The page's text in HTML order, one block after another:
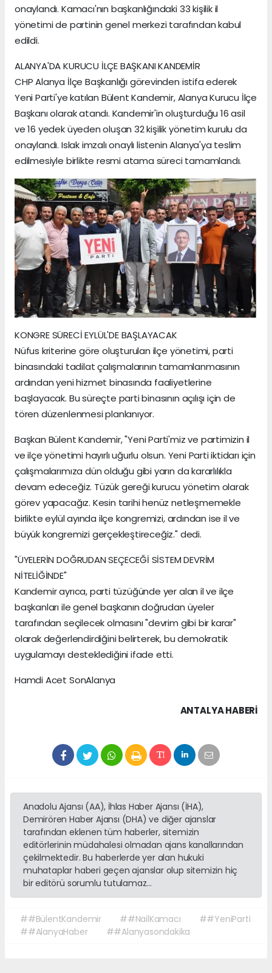
onaylandı. Kamacı'nın başkanlığındaki 33 kişilik il
yönetimi de partinin genel merkezi tarafından kabul
edildi.
ALANYA'DA KURUCU İLÇE BAŞKANI KANDEMİR
CHP Alanya İlçe Başkanlığı görevinden istifa ederek
Yeni Parti'ye katılan Bülent Kandemir, Alanya Kurucu İlçe
Başkanı olarak atandı. Kandemir'in oluşturduğu 16 asil
ve 16 yedek üyeden oluşan 32 kişilik yönetim kurulu da
onaylandı. Islak imzalı onaylı listenin Alanya'ya teslim
edilmesiyle birlikte resmi atama süreci tamamlandı.
KONGRE SÜRECİ EYLÜL'DE BAŞLAYACAK
Nüfus kriterine göre oluşturulan ilçe yönetimi, parti
binasındaki tadilat çalışmalarının tamamlanmasının
ardından yeni hizmet binasında faaliyetlerine
başlayacak. Bu süreçte parti binasının açılışı için de
tören düzenlenmesi planlanıyor.
Başkan Bülent Kandemir, "Yeni Parti'miz ve partimizin il
ve ilçe yönetimi hayırlı uğurlu olsun. Yeni Parti iktidarı için
çalışmalarımıza dün olduğu gibi yarın da kararlılıkla
devam edeceğiz. Tüzük gereği kurucu yönetim olarak
görev yapacağız. Kesin tarihi henüz netleşmemekle
birlikte eylül ayında ilçe kongremizi, ardından ise il ve
büyük kongremizi gerçekleştireceğiz." dedi.
"ÜYELERİN DOĞRUDAN SEÇECEĞİ SİSTEM DEVRİM
NİTELİĞİNDE"
Kandemir ayrıca, parti tüzüğünde yer alan il ve ilçe
başkanları ile genel başkanın doğrudan üyeler
tarafından seçilecek olmasını "devrim gibi bir karar"
olarak değerlendirdiğini belirterek, bu demokratik
uygulamayı desteklediğini ifade etti.
Hamdi Acet SonAlanya
ANTALYA HABERİ
Anadolu Ajansı (AA), İhlas Haber Ajansı (İHA),
Demirören Haber Ajansı (DHA) ve diğer ajanslar
tarafından eklenen tüm haberler, sitemizin
editörlerinin müdahalesi olmadan ajans kanallarından
çekilmektedir. Bu haberlerde yer alan hukuki
muhataplar haberi geçen ajanslar olup sitemizin hiç
bir editörü sorumlu tutulamaz...
##BülentKandemir ##NailKamacı
##YeniParti
##AlanyaHaber
##Alanyasondakika